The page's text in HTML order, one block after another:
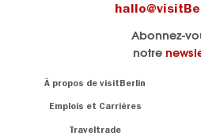
Abonnez-
notre
Navigation:
À propos de visitBerlin
Emplois et Carrières
Traveltrade
Berlin et sommes